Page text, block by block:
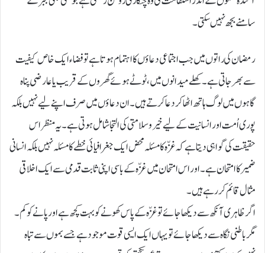
سامنے بجھ نہیں سکتی۔
رمضان کی راتوں میں جب اجتماعی دعاؤں کا اہتمام ہوتا ہے تو فضاء ایک خاص کیفیت
سے بھر جاتی ہے۔ کھلے میدانوں میں، ٹوٹے ہوئے گھروں کے قریب یا عارضی پناہ
گاہوں میں لوگ ہاتھ اٹھا کر دعا کرتے ہیں۔ ان دعاؤں میں صرف اپنے لیے نہیں بلکہ
پوری اُمت اور انسانیت کے لیے خیر و سلامتی کی التجا شامل ہوتی ہے۔ یہ منظر اس
حقیقت کی گواہی دیتا ہے کہ غزّہ کا مسئلہ محض ایک جغرافیائی خطے کا مسئلہ نہیں بلکہ انسانی
ضمیر کا امتحان ہے۔ اور اس امتحان میں غزّہ کے باسی اپنی ثابت قدمی سے ایک اخلاقی
مثال قائم کر رہے ہیں۔
اگر ظاہری آنکھ سے دیکھا جائے تو غزّہ کے پاس کھونے کو بہت کچھ ہے اور پانے کو کم۔
مگر باطنی نگاہ سے دیکھا جائے تو یہاں ایک ایسی قوت موجود ہے جسے بموں سے تباہ